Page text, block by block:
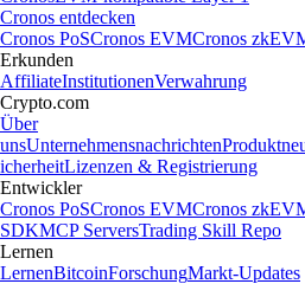
Cronos entdecken
Cronos PoSCronos EVMCronos
Erkunden
AffiliateInstitutionenVerwahrung
Crypto.com
Über
unsUnternehmensnachrichten
icherheitLizenzen & Registrierung
Entwickler
Cronos PoSCronos EVMCronos
SDKMCP ServersTrading Skill Repo
Lernen
LernenBitcoinForschungMarkt-Updates